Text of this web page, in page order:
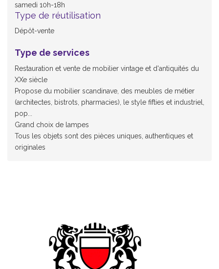
samedi 10h-18h
Type de réutilisation
Dépôt-vente
Type de services
Restauration et vente de mobilier vintage et d'antiquités du
XXe siècle
Propose du mobilier scandinave, des meubles de métier
(architectes, bistrots, pharmacies), le style fifties et industriel,
pop...
Grand choix de lampes
Tous les objets sont des pièces uniques, authentiques et
originales